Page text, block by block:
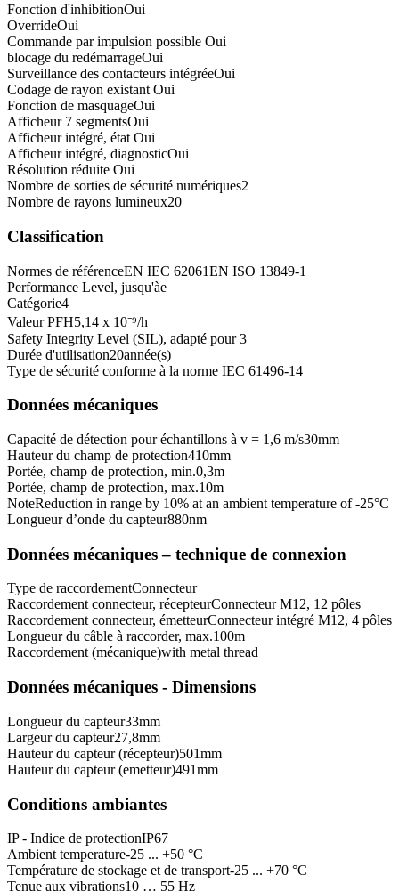
Fonction d'inhibitionOui
OverrideOui
Commande par impulsion possible Oui
blocage du redémarrageOui
Surveillance des contacteurs intégréeOui
Codage de rayon existant Oui
Fonction de masquageOui
Afficheur 7 segmentsOui
Afficheur intégré, état Oui
Afficheur intégré, diagnosticOui
Résolution réduite Oui
Nombre de sorties de sécurité numériques2
Nombre de rayons lumineux20
Classification
Normes de référenceEN IEC 62061EN ISO 13849-1
Performance Level, jusqu'àe
Catégorie4
Valeur PFH5,14 x 10⁻⁹/h
Safety Integrity Level (SIL), adapté pour3
Durée d'utilisation20année(s)
Type de sécurité conforme à la norme IEC 61496-14
Données mécaniques
Capacité de détection pour échantillons à v = 1,6 m/s30mm
Hauteur du champ de protection410mm
Portée, champ de protection, min.0,3m
Portée, champ de protection, max.10m
NoteReduction in range by 10% at an ambient temperature of -25°C
Longueur d’onde du capteur880nm
Données mécaniques – technique de connexion
Type de raccordementConnecteur
Raccordement connecteur, récepteurConnecteur M12, 12 pôles
Raccordement connecteur, émetteurConnecteur intégré M12, 4 pôles
Longueur du câble à raccorder, max.100m
Raccordement (mécanique)with metal thread
Données mécaniques - Dimensions
Longueur du capteur33mm
Largeur du capteur27,8mm
Hauteur du capteur (récepteur)501mm
Hauteur du capteur (emetteur)491mm
Conditions ambiantes
IP - Indice de protectionIP67
Ambient temperature-25 ... +50 °C
Température de stockage et de transport-25 ... +70 °C
Tenue aux vibrations10 … 55 Hz